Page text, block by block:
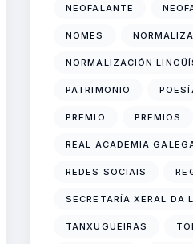
NEOFALANTE
NOMES
NORMALIZACIÓN
PATRIMONIO
PREMIO PREMIOS
REAL ACADEMIA
REDES SOCIAIS
SECRETARÍA XERAL DA
TANXUGUEIRAS